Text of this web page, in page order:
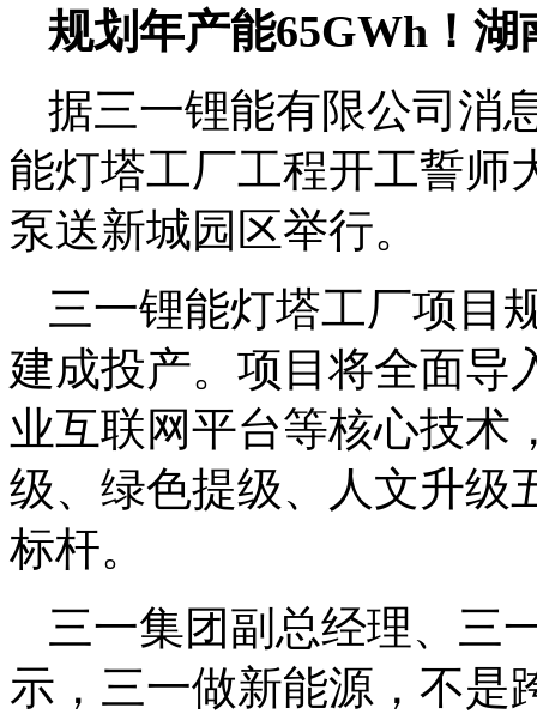
规划年产能65GWh！
据三一锂能有限公司消
能灯塔工厂工程开工誓师
泵送新城园区举行。
三一锂能灯塔工厂项目
建成投产。项目将全面导
业互联网平台等核心技术
级、绿色提级、人文升级
标杆。
三一集团副总经理、三
示，三一做新能源，不是